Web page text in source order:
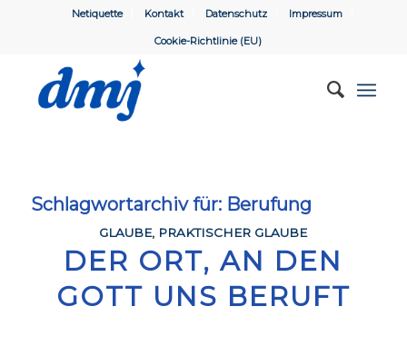
Netiquette Kontakt Datenschutz Impressum
Cookie-Richtlinie (EU)
Schlagwortarchiv für: Berufung
GLAUBE, PRAKTISCHER GLAUBE
DER ORT, AN DEN
GOTT UNS BERUFT